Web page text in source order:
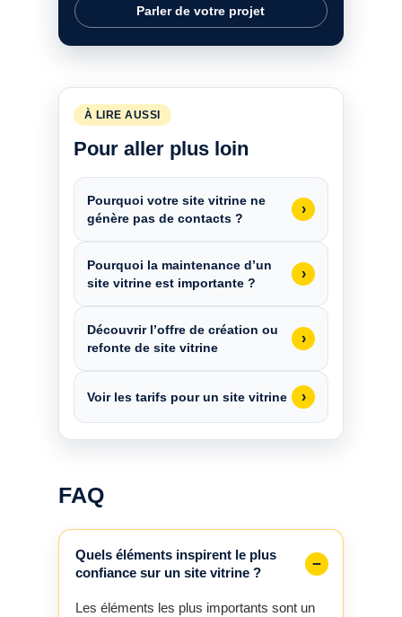
Parler de votre projet
À LIRE AUSSI
Pour aller plus loin
Pourquoi votre site vitrine ne
génère pas de contacts ?
›
Pourquoi la maintenance d’un
site vitrine est importante ?
›
Découvrir l’offre de création ou
refonte de site vitrine
›
Voir les tarifs pour un site vitrine ›
FAQ
Quels éléments inspirent le plus
confiance sur un site vitrine ?
Les éléments les plus importants sont un